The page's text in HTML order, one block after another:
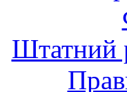
Штатний